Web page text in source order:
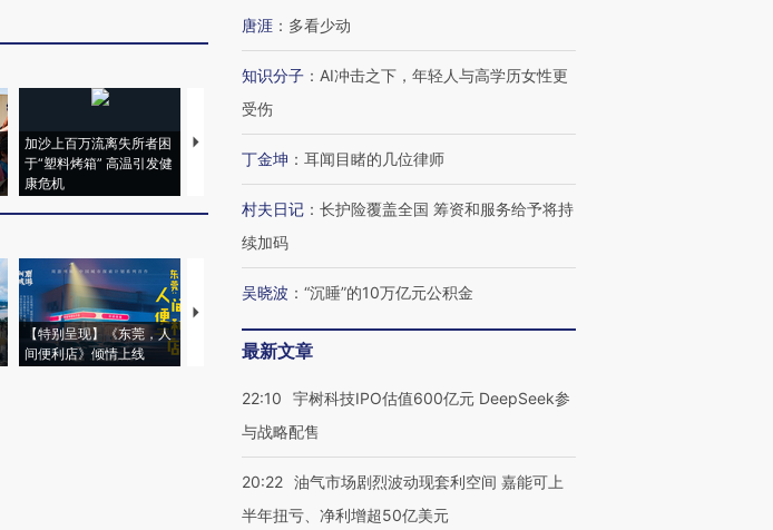
加沙上百万流离失所者困
于“塑料烤箱” 高温引发健
康危机
视线｜HYROX的吸金
术：是什么让中产们甘
心“花钱找虐”？
粒摇头丸 尿检体内含3种
毒品
育部长拱下台
【特别呈现】《东莞，人
间便利店》倾情上线
【推广】走进第四届链博
会，让数智科技“链”接产
【特别呈现】寻找100种
CFO：不靠规模取胜，华
唐涯 ： 多看少动
知识分子 ： AI冲击之下，年轻人与高学历女性更
受伤
丁金坤 ： 耳闻目睹的几位律师
村夫日记 ： 长护险覆盖全国 筹资和服务给予将持
续加码
吴晓波 ： “沉睡”的10万亿元公积金
最新文章
22:10
宇树科技IPO估值600亿元 DeepSeek参
与战略配售
20:22 油气市场剧烈波动现套利空间 嘉能可上
半年扭亏、净利增超50亿美元